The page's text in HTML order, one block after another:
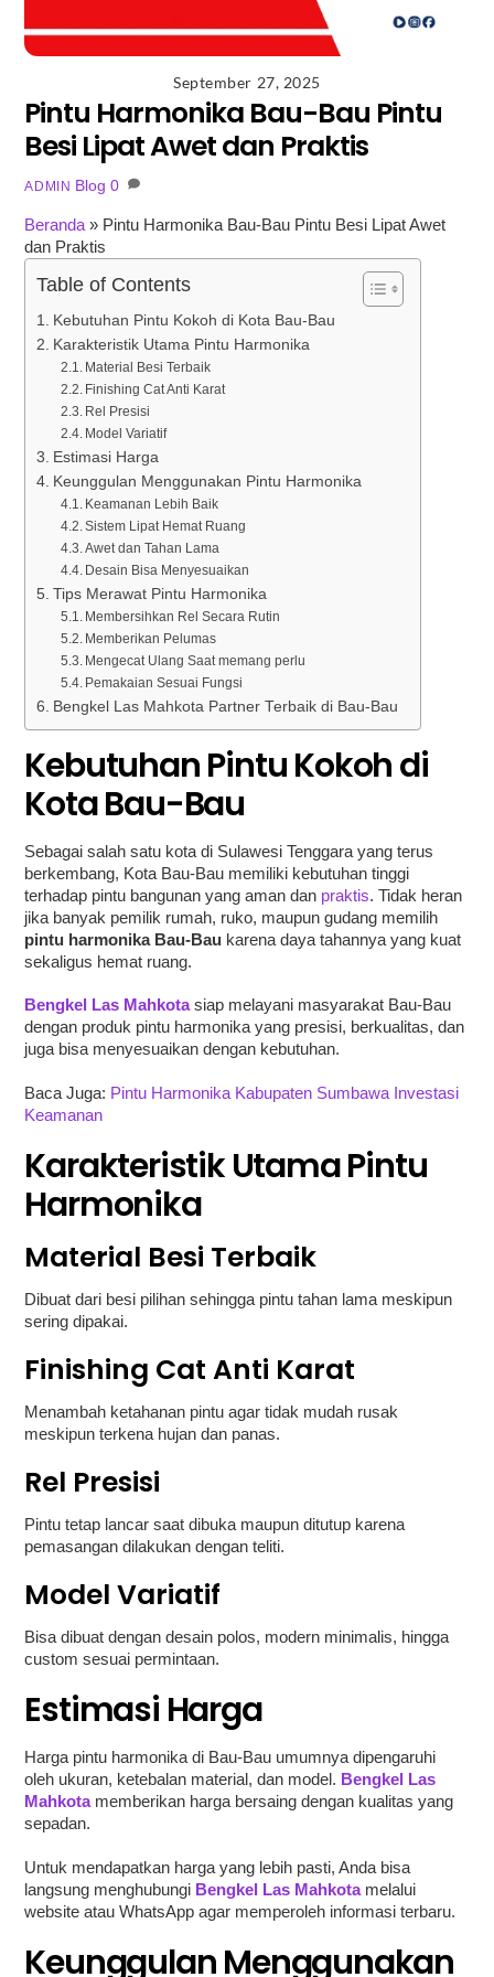
September 27, 2025
Pintu Harmonika Bau-Bau Pintu
Besi Lipat Awet dan Praktis
ADMIN Blog 0
Beranda » Pintu Harmonika Bau-Bau Pintu Besi Lipat Awet
dan Praktis
Table of Contents
Kebutuhan Pintu Kokoh di Kota Bau-Bau
Karakteristik Utama Pintu Harmonika
Material Besi Terbaik
Finishing Cat Anti Karat
Rel Presisi
Model Variatif
Estimasi Harga
Keunggulan Menggunakan Pintu Harmonika
Keamanan Lebih Baik
Sistem Lipat Hemat Ruang
Awet dan Tahan Lama
Desain Bisa Menyesuaikan
Tips Merawat Pintu Harmonika
Membersihkan Rel Secara Rutin
Memberikan Pelumas
Mengecat Ulang Saat memang perlu
Pemakaian Sesuai Fungsi
Bengkel Las Mahkota Partner Terbaik di Bau-Bau
Kebutuhan Pintu Kokoh di
Kota Bau-Bau
Sebagai salah satu kota di Sulawesi Tenggara yang terus
berkembang, Kota Bau-Bau memiliki kebutuhan tinggi
terhadap pintu bangunan yang aman dan praktis. Tidak heran
jika banyak pemilik rumah, ruko, maupun gudang memilih
pintu harmonika Bau-Bau karena daya tahannya yang kuat
sekaligus hemat ruang.
Bengkel Las Mahkotasiap melayani masyarakat Bau-Bau
dengan produk pintu harmonika yang presisi, berkualitas, dan
juga bisa menyesuaikan dengan kebutuhan.
Baca Juga: Pintu Harmonika Kabupaten Sumbawa Investasi
Keamanan
Karakteristik Utama Pintu
Harmonika
Material Besi Terbaik
Dibuat dari besi pilihan sehingga pintu tahan lama meskipun
sering dipakai.
Finishing Cat Anti Karat
Menambah ketahanan pintu agar tidak mudah rusak
meskipun terkena hujan dan panas.
Rel Presisi
Pintu tetap lancar saat dibuka maupun ditutup karena
pemasangan dilakukan dengan teliti.
Model Variatif
Bisa dibuat dengan desain polos, modern minimalis, hingga
custom sesuai permintaan.
Estimasi Harga
Harga pintu harmonika di Bau-Bau umumnya dipengaruhi
oleh ukuran, ketebalan material, dan model. Bengkel Las
Mahkotamemberikan harga bersaing dengan kualitas yang
sepadan.
Untuk mendapatkan harga yang lebih pasti, Anda bisa
langsung menghubungi Bengkel Las Mahkotamelalui
website atau WhatsApp agar memperoleh informasi terbaru.
Keunggulan Menggunakan